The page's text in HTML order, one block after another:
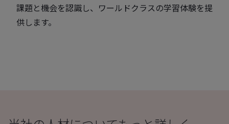
課題と機会を認識し、ワールドクラスの学習体験を提
供します。